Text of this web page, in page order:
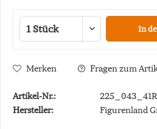
In
Merken Fragen zum
Artikel-Nr.:
225_043_41R
Hersteller:
Figurenland